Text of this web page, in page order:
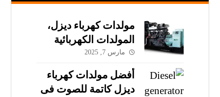
مولدات كهرباء ديزل،
المولدات الكهربائية
الديزل (مولدات ديزل)
مارس 7, 2025
أفضل مولدات كهرباء
ديزل كاتمة للصوت فى